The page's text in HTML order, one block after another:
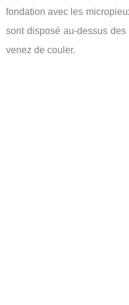
fondation avec les
sont disposé au-dessus
venez de couler.